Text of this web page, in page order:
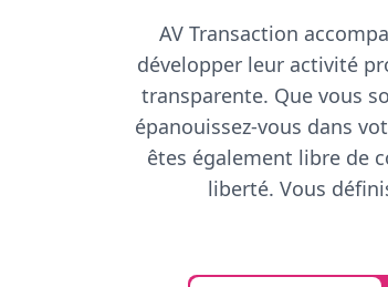
AV Transaction
développer leur activité
transparente. Que vous
épanouissez-vous dans
êtes également libre de
liberté. Vous